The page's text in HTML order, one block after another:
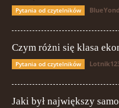
Pytania od czytelników
Czym różni się klasa
Pytania od czytelników
Jaki był największy